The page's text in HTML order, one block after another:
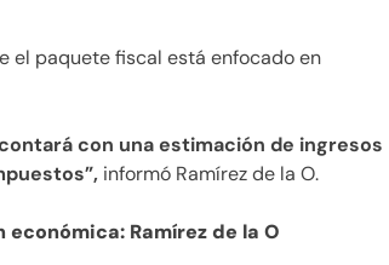
el paquete fiscal está enfocado en
con una estimación de ingresos
informó Ramírez de la O.
Ramírez de la O